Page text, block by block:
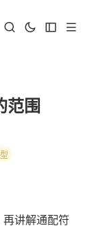
范围
讲解通配符